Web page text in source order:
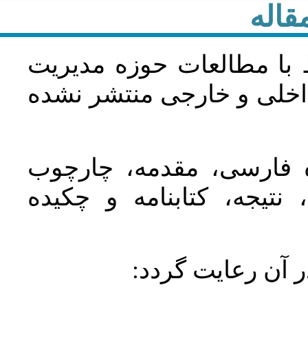
با مطالعات حوزه مديريت
و خارجی منتشر نشده
فارسی، مقدمه، چارچوب
کتابنامه و چکیده
آن رعايت گردد: